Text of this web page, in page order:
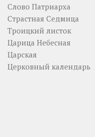
Слово Патриарха
Страстная Седмица
Троицкий листок
Царица Небесная
Царская
Церковный календарь